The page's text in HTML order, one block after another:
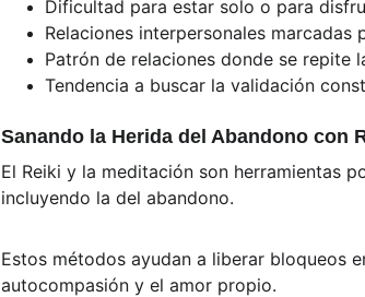
Dificultad para estar solo o para
Relaciones interpersonales
Patrón de relaciones donde se repite
Tendencia a buscar la validación
Sanando la Herida del Abandono con
El Reiki y la meditación son herramientas
incluyendo la del abandono.
Estos métodos ayudan a liberar bloqueos
autocompasión y el amor propio.